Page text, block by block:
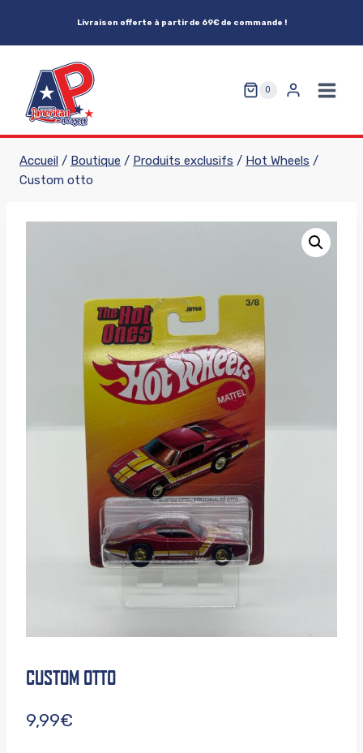
Livraison offerte à partir de 69€ de commande !
0
Accueil / Boutique / Produits exclusifs / Hot Wheels /
Custom otto
CUSTOM OTTO
9,99€